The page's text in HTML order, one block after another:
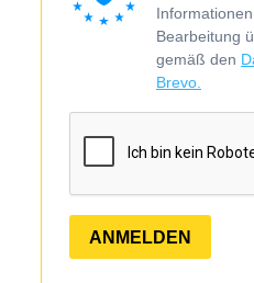
Bearbeitung
gemäß den
Brevo.
ANMELDEN